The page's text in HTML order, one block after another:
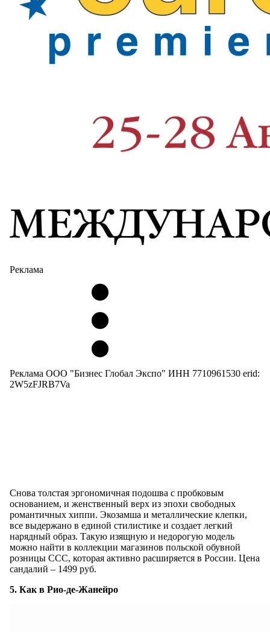
Реклама
Реклама ООО "Бизнес Глобал Экспо" ИНН 7710961530 erid:
2W5zFJRB7Va
Снова толстая эргономичная подошва с пробковым
основанием, и женственный верх из эпохи свободных
романтичных хиппи. Экозамша и металлические клепки,
все выдержано в единой стилистике и создает легкий
нарядный образ. Такую изящную и недорогую модель
можно найти в коллекции магазинов польской обувной
розницы CCC, которая активно расширяется в России. Цена
сандалий – 1499 руб.
5. Как в Рио-де-Жанейро